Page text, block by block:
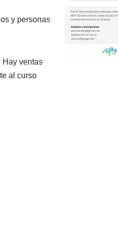
y personas
Hay ventas
al curso